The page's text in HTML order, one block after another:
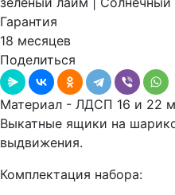
Гарантия
18 месяцев
Поделиться
Материал - ЛДСП 16 и 22
Выкатные ящики на
выдвижения.
Комплектация набора: